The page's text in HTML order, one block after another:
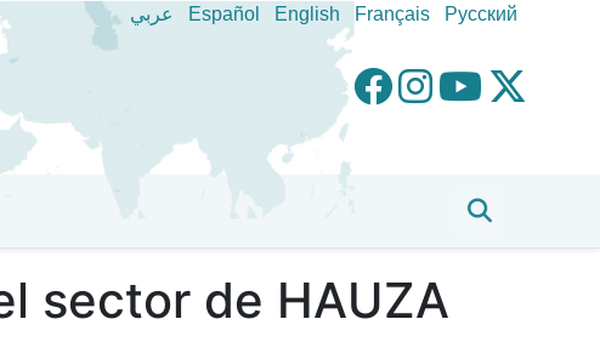
عربي Español English Français Pусский
sector de HAUZA